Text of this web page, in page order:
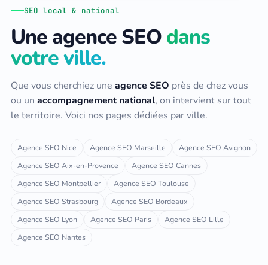
SEO local & national
Une agence SEOdans
votre ville.
Que vous cherchiez une agence SEO près de chez vous
ou un accompagnement national, on intervient sur tout
le territoire. Voici nos pages dédiées par ville.
Agence SEO Nice Agence SEO Marseille
Agence SEO Avignon
Agence SEO Aix-en-Provence
Agence SEO Cannes
Agence SEO Montpellier
Agence SEO Toulouse
Agence SEO Strasbourg
Agence SEO Bordeaux
Agence SEO Lyon
Agence SEO Paris
Agence SEO Lille
Agence SEO Nantes